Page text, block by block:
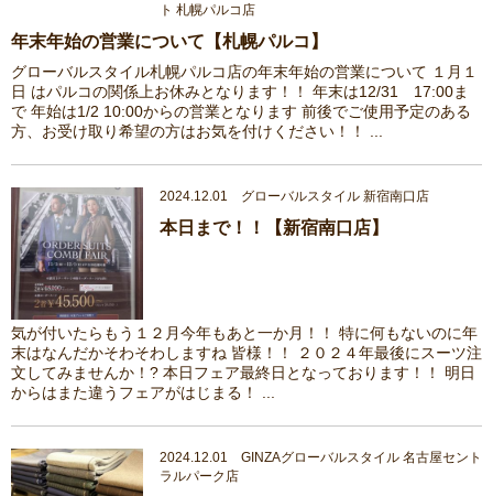
ト 札幌パルコ店
年末年始の営業について【札幌パルコ】
グローバルスタイル札幌パルコ店の年末年始の営業について １月１
日 はパルコの関係上お休みとなります！！ 年末は12/31 17:00ま
で 年始は1/2 10:00からの営業となります 前後でご使用予定のある
方、お受け取り希望の方はお気を付けください！！ ...
2024.12.01 グローバルスタイル 新宿南口店
本日まで！！【新宿南口店】
気が付いたらもう１２月今年もあと一か月！！ 特に何もないのに年
末はなんだかそわそわしますね 皆様！！ ２０２４年最後にスーツ注
文してみませんか！? 本日フェア最終日となっております！！ 明日
からはまた違うフェアがはじまる！ ...
2024.12.01 GINZAグローバルスタイル 名古屋セント
ラルパーク店